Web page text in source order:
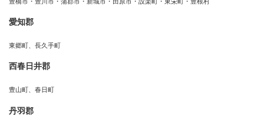
愛知郡
東郷町、長久手町
西春日井郡
豊山町、春日町
丹羽郡